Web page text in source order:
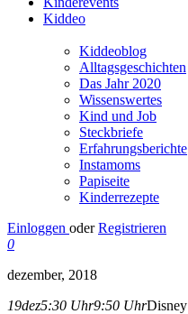
Kiddeo
Kiddeoblog
Alltagsgeschichten
Das Jahr 2020
Wissenswertes
Kind und Job
Steckbriefe
Erfahrungsberichte
Instamoms
Papiseite
Kinderrezepte
Einloggen oder Registrieren
0
dezember, 2018
19dez5:30 Uhr9:50 Uhr